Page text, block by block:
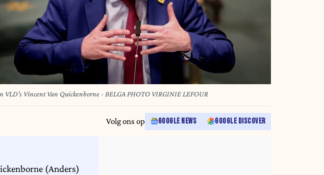
Open VLD's Vincent Van Quickenborne - BELGA PHOTO VIRGINIE LEFOUR
Volg ons op GOOGLE NEWS GOOGLE DISCOVER
(Anders)